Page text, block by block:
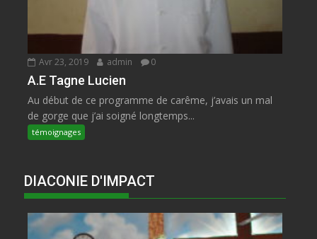
Avr 23, 2019 admin 0
A.E Tagne Lucien
Au début de ce programme de carême, j’avais un mal
de gorge que j’ai soigné longtemps...
témoignages
DIACONIE D'IMPACT